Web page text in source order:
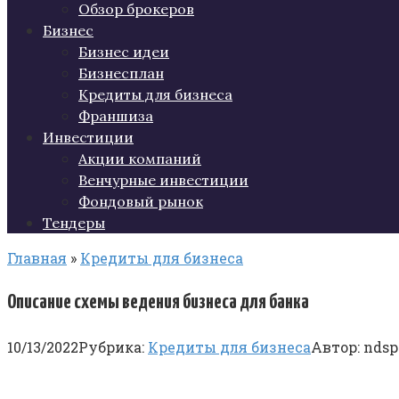
Обзор брокеров
Бизнес
Бизнес идеи
Бизнесплан
Кредиты для бизнеса
Франшиза
Инвестиции
Акции компаний
Венчурные инвестиции
Фондовый рынок
Тендеры
Главная » Кредиты для бизнеса
Описание схемы ведения бизнеса для банка
10/13/2022Рубрика: Кредиты для бизнесаАвтор: